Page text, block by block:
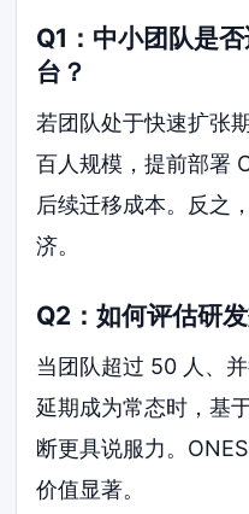
Q1：中小团队是
台？
若团队处于快速扩张
百人规模，提前部署
后续迁移成本。反之
济。
Q2：如何评估研
当团队超过 50 人、
延期成为常态时，基
断更具说服力。
价值显著。